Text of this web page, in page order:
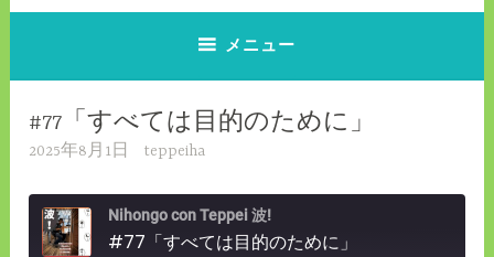
へ
メニュー
#77「すべては目的のために」
2025年8月1日 teppeiha
Nihongo con Teppei 波!
#77「すべては目的のために」